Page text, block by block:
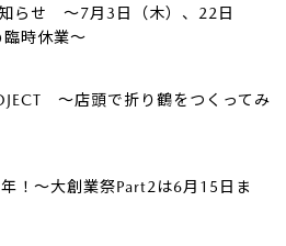
らせ ～7月3日（木）、22日
臨時休業～
～店頭で折り鶴をつくってみ
！～大創業祭Part2は6月15日ま